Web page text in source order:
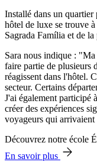
Installé dans un quartier
hôtel de luxe se trouve
Sagrada Família et de
Sara nous indique :
faire partie de plusieurs
réagissent dans l'hôtel.
secteur. Certains
J'ai également participé
créer des expériences
voyageurs qui
Découvrez notre école
En savoir plus